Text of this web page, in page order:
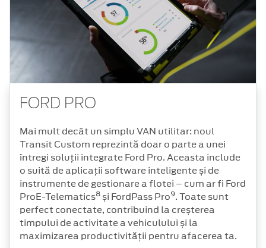
FORD PRO
Mai mult decât un simplu VAN utilitar: noul
Transit Custom reprezintă doar o parte a unei
întregi soluții integrate Ford Pro. Aceasta include
o suită de aplicații software inteligente și de
instrumente de gestionare a flotei – cum ar fi Ford
ProE-Telematics8 și FordPass Pro9. Toate sunt
perfect conectate, contribuind la creșterea
timpului de activitate a vehiculului și la
maximizarea productivității pentru afacerea ta.